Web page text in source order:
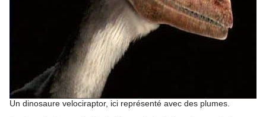
Un dinosaure velociraptor, ici représenté avec des plumes.